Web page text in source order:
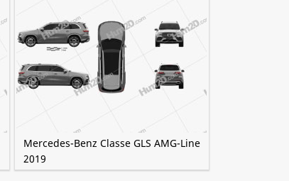
Mercedes-Benz Classe GLS AMG-Line
2019